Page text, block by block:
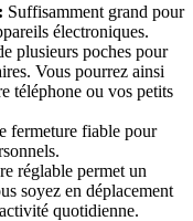
Suffisamment grand pour
électroniques.
plusieurs poches pour
Vous pourrez ainsi
téléphone ou vos petits
fermeture fiable pour
réglable permet un
soyez en déplacement
quotidienne.